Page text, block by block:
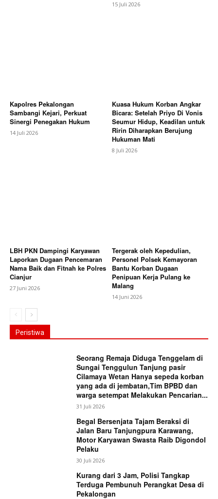
15 Juli 2026
Kapolres Pekalongan
Sambangi Kejari, Perkuat
Sinergi Penegakan Hukum
14 Juli 2026
Kuasa Hukum Korban Angkar
Bicara: Setelah Priyo Di Vonis
Seumur Hidup, Keadilan untuk
Ririn Diharapkan Berujung
Hukuman Mati
8 Juli 2026
LBH PKN Dampingi Karyawan
Laporkan Dugaan Pencemaran
Nama Baik dan Fitnah ke Polres
Cianjur
27 Juni 2026
Tergerak oleh Kepedulian,
Personel Polsek Kemayoran
Bantu Korban Dugaan
Penipuan Kerja Pulang ke
Malang
14 Juni 2026
Peristiwa
Seorang Remaja Diduga Tenggelam di
Sungai Tenggulun Tanjung pasir
Cilamaya Wetan Hanya sepeda korban
yang ada di jembatan,Tim BPBD dan
warga setempat Melakukan Pencarian...
31 Juli 2026
Begal Bersenjata Tajam Beraksi di
Jalan Baru Tanjungpura Karawang,
Motor Karyawan Swasta Raib Digondol
Pelaku
30 Juli 2026
Kurang dari 3 Jam, Polisi Tangkap
Terduga Pembunuh Perangkat Desa di
Pekalongan